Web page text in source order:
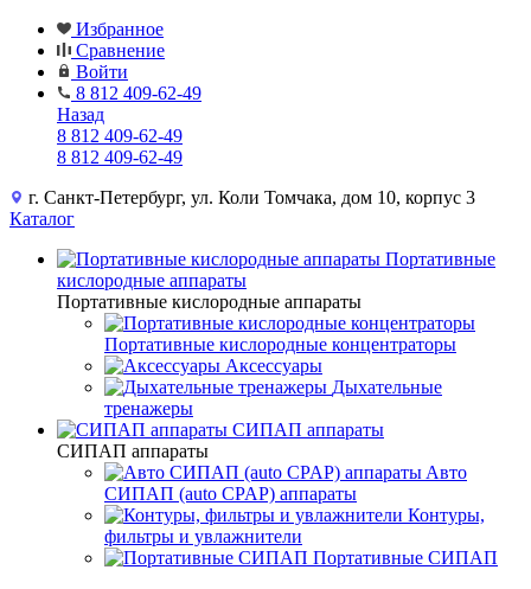
Избранное
Сравнение
Войти
8 812 409-62-49
Назад
8 812 409-62-49
8 812 409-62-49
г. Санкт-Петербург, ул. Коли Томчака, дом 10, корпус 3
Каталог
Портативные
кислородные аппараты
Портативные кислородные аппараты
Портативные кислородные концентраторы
Аксессуары
Дыхательные
тренажеры
СИПАП аппараты
СИПАП аппараты
Aвто
СИПАП (auto CPAP) аппараты
Контуры,
фильтры и увлажнители
Портативные СИПАП